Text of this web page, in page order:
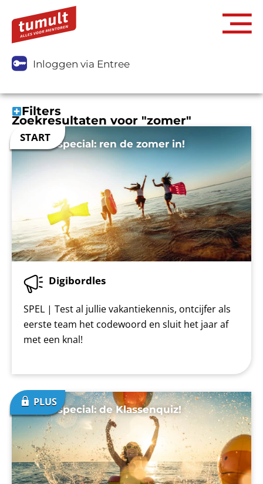
Inloggen via Entree
Filters
Zoekresultaten voor "zomer"
Zomerspecial: ren de zomer in!
Digibordles
SPEL | Test al jullie vakantiekennis, ontcijfer als
eerste team het codewoord en sluit het jaar af
met een knal!
Zomerspecial: de Klassenquiz!